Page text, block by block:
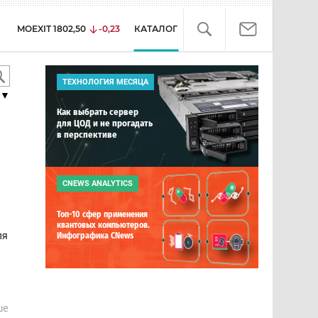
MOEXIT 1802,50 -0,23 КАТАЛОГ
ТЕХНОЛОГИЯ МЕСЯЦА
Как выбрать сервер
для ЦОД и не прогадать
в перспективе
CNEWS ANALYTICS
Топ-10 сфер применения
квантовых компьютеров.
Инфографика CNews